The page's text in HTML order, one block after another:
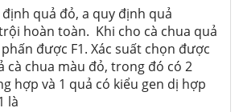
định quả đỏ, a quy định quả
hoàn toàn. Khi cho cà chua quả
được F1. Xác suất chọn được
cà chua màu đỏ, trong đó có 2
hợp và 1 quả có kiểu gen dị hợp
là